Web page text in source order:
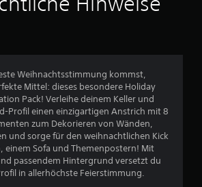
c
h
e
B
Weihnachtsstimmung kommst,
Mittel: dieses besondere Holiday
Pack! Verleihe deinem Keller und
Profil einen einzigartigen Anstrich mit 8
zum Dekorieren von Wänden,
und sorge für den weihnachtlichen Kick
einem Sofa und Themenpostern! Mit
passendem Hintergrund versetzt du
in allerhöchste Feierstimmung.